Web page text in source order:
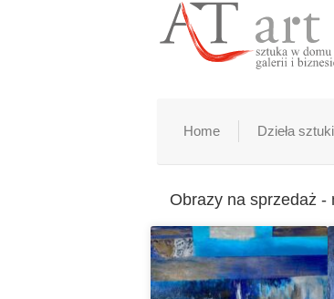
Home Dzieła sztuki
Obrazy na sprzedaż -